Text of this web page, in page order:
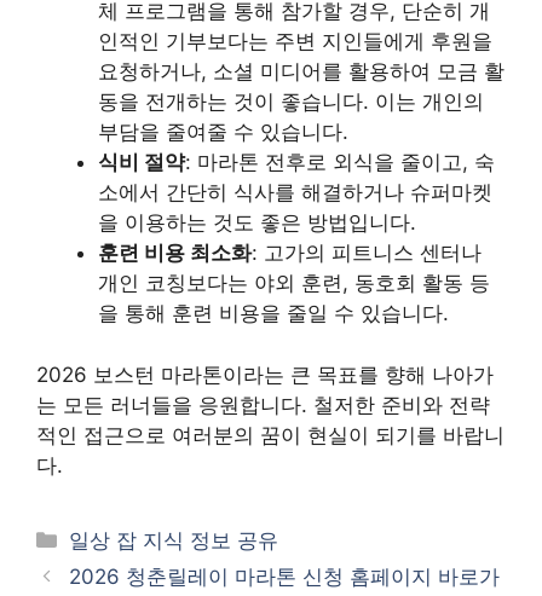
체 프로그램을 통해 참가할 경우, 단순히 개
인적인 기부보다는 주변 지인들에게 후원을
요청하거나, 소셜 미디어를 활용하여 모금 활
동을 전개하는 것이 좋습니다. 이는 개인의
부담을 줄여줄 수 있습니다.
식비 절약: 마라톤 전후로 외식을 줄이고, 숙
소에서 간단히 식사를 해결하거나 슈퍼마켓
을 이용하는 것도 좋은 방법입니다.
훈련 비용 최소화: 고가의 피트니스 센터나
개인 코칭보다는 야외 훈련, 동호회 활동 등
을 통해 훈련 비용을 줄일 수 있습니다.
2026 보스턴 마라톤이라는 큰 목표를 향해 나아가
는 모든 러너들을 응원합니다. 철저한 준비와 전략
적인 접근으로 여러분의 꿈이 현실이 되기를 바랍니
다.
카
테
일상 잡 지식 정보 공유
2026 청춘릴레이 마라톤 신청 홈페이지 바로가